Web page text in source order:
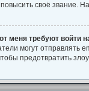
своё звание.
меня требуют войти
могут
предотвратить